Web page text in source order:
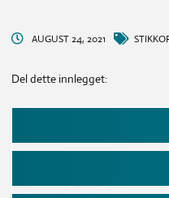
AUGUST 24, 2021
Del dette innlegget: